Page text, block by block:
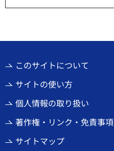
このサイトについて
サイトの使い方
個人情報の取り扱い
著作権・リンク・免責事項
サイトマップ